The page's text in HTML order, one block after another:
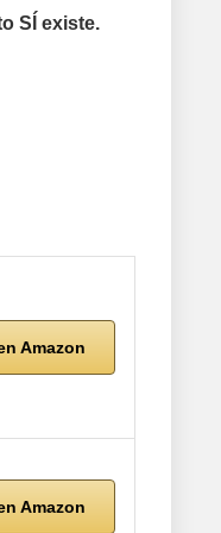
SÍ existe.
Amazon
Amazon